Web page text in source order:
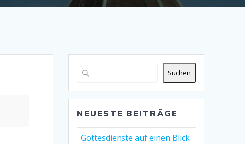
Suchen
NEUESTE BEITRÄGE
Gottesdienste auf einen Blick